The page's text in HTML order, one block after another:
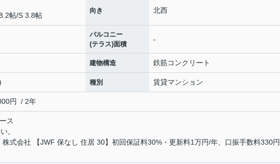
帖/S 3.8帖
向き 北西
バルコニー
(テラス)面積
-
建物構造 鉄筋コンクリート
種別 賃貸マンション
円 / 2年
ス
。
株式会社 【JWF 保なし 住居 30】初回保証料30%・更新料1万円/年、口振手数料330